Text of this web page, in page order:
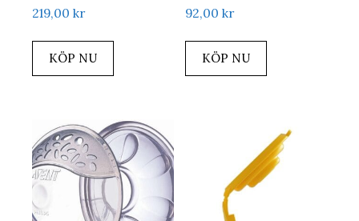
219,00 kr
KÖP NU
92,00kr
KÖP NU